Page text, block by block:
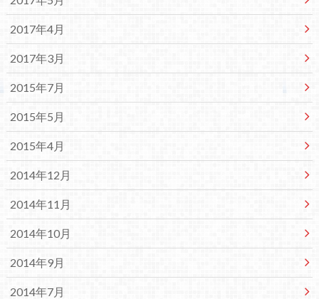
2017年4月
2017年3月
2015年7月
2015年5月
2015年4月
2014年12月
2014年11月
2014年10月
2014年9月
2014年7月